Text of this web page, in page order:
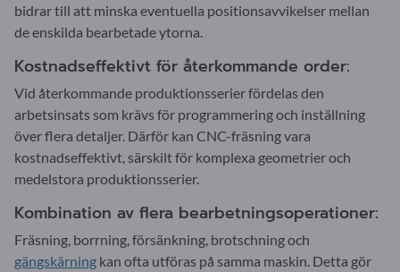
bidrar till att minska eventuella positionsavvikelser mellan
de enskilda bearbetade ytorna.
Kostnadseffektivt för återkommande order:
Vid återkommande produktionsserier fördelas den
arbetsinsats som krävs för programmering och inställning
över flera detaljer. Därför kan CNC-fräsning vara
kostnadseffektivt, särskilt för komplexa geometrier och
medelstora produktionsserier.
Kombination av flera bearbetningsoperationer:
Fräsning, borrning, försänkning, brotschning och
gängskärning kan ofta utföras på samma maskin. Detta gör